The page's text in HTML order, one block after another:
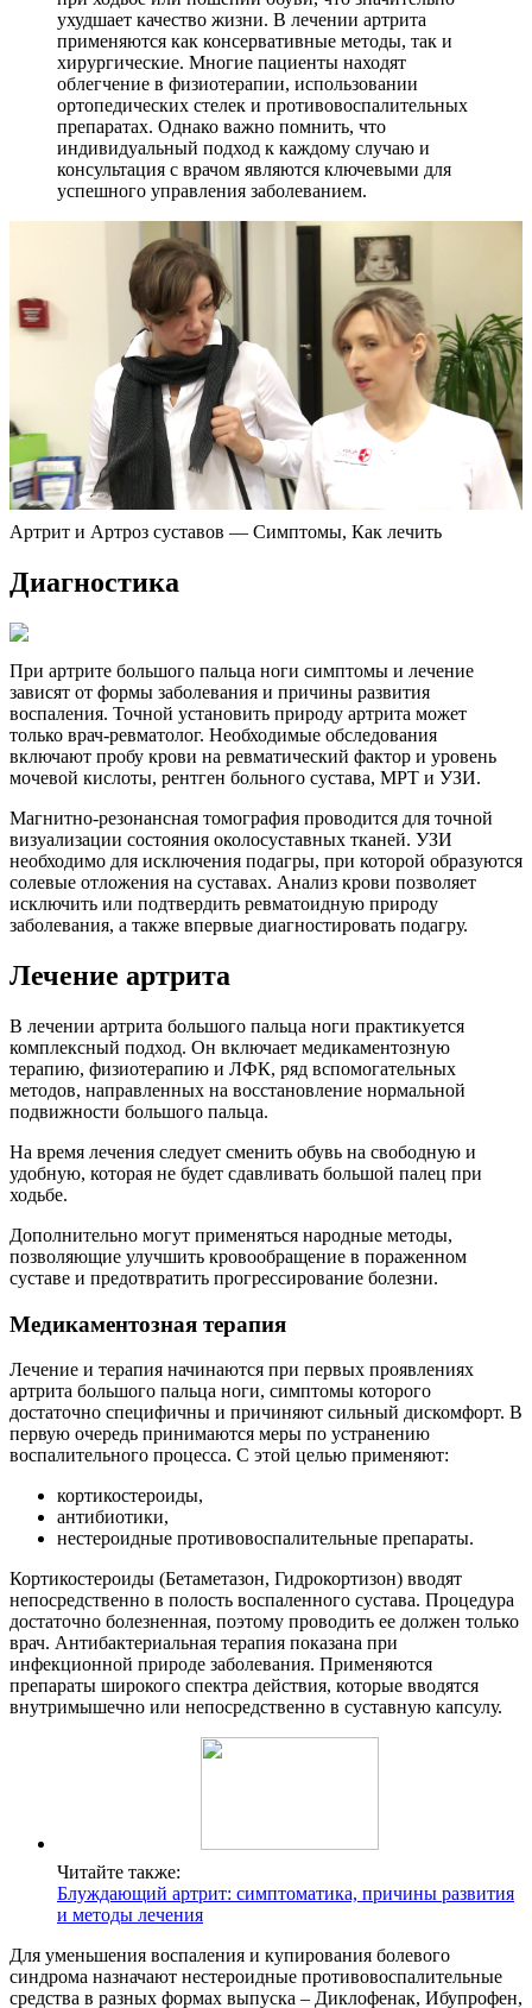
ухудшает качество жизни. В лечении артрита
применяются как консервативные методы, так и
хирургические. Многие пациенты находят
облегчение в физиотерапии, использовании
ортопедических стелек и противовоспалительных
препаратах. Однако важно помнить, что
индивидуальный подход к каждому случаю и
консультация с врачом являются ключевыми для
успешного управления заболеванием.
Артрит и Артроз суставов — Симптомы, Как лечить
Диагностика
При артрите большого пальца ноги симптомы и лечение
зависят от формы заболевания и причины развития
воспаления. Точной установить природу артрита может
только врач-ревматолог. Необходимые обследования
включают пробу крови на ревматический фактор и уровень
мочевой кислоты, рентген больного сустава, МРТ и УЗИ.
Магнитно-резонансная томография проводится для точной
визуализации состояния околосуставных тканей. УЗИ
необходимо для исключения подагры, при которой образуются
солевые отложения на суставах. Анализ крови позволяет
исключить или подтвердить ревматоидную природу
заболевания, а также впервые диагностировать подагру.
Лечение артрита
В лечении артрита большого пальца ноги практикуется
комплексный подход. Он включает медикаментозную
терапию, физиотерапию и ЛФК, ряд вспомогательных
методов, направленных на восстановление нормальной
подвижности большого пальца.
На время лечения следует сменить обувь на свободную и
удобную, которая не будет сдавливать большой палец при
ходьбе.
Дополнительно могут применяться народные методы,
позволяющие улучшить кровообращение в пораженном
суставе и предотвратить прогрессирование болезни.
Медикаментозная терапия
Лечение и терапия начинаются при первых проявлениях
артрита большого пальца ноги, симптомы которого
достаточно специфичны и причиняют сильный дискомфорт. В
первую очередь принимаются меры по устранению
воспалительного процесса. С этой целью применяют:
кортикостероиды,
антибиотики,
нестероидные противовоспалительные препараты.
Кортикостероиды (Бетаметазон, Гидрокортизон) вводят
непосредственно в полость воспаленного сустава. Процедура
достаточно болезненная, поэтому проводить ее должен только
врач. Антибактериальная терапия показана при
инфекционной природе заболевания. Применяются
препараты широкого спектра действия, которые вводятся
внутримышечно или непосредственно в суставную капсулу.
Читайте также:
Блуждающий артрит: симптоматика, причины развития
и методы лечения
Для уменьшения воспаления и купирования болевого
синдрома назначают нестероидные противовоспалительные
средства в разных формах выпуска – Диклофенак, Ибупрофен,